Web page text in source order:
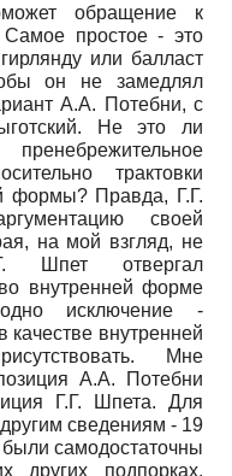
обращение к
простое - это
или балласт
он не замедлял
А.А. Потебни, с
Не это ли
трактовки
формы? Правда, Г.Г.
своей
на мой взгляд, не
Шпет отвергал
внутренней форме
исключение -
качестве внутренней
Мне
А.А. Потебни
Г.Г. Шпета. Для
сведениям - 19
самодостаточны
подпорках.